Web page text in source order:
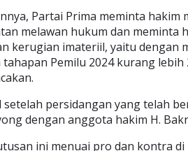
Partai Prima meminta hakim
melawan hukum dan meminta
kerugian imateriil, yaitu dengan
tahapan Pemilu 2024 kurang
setelah persidangan yang telah
dengan anggota hakim H.
ini menuai pro dan kontra